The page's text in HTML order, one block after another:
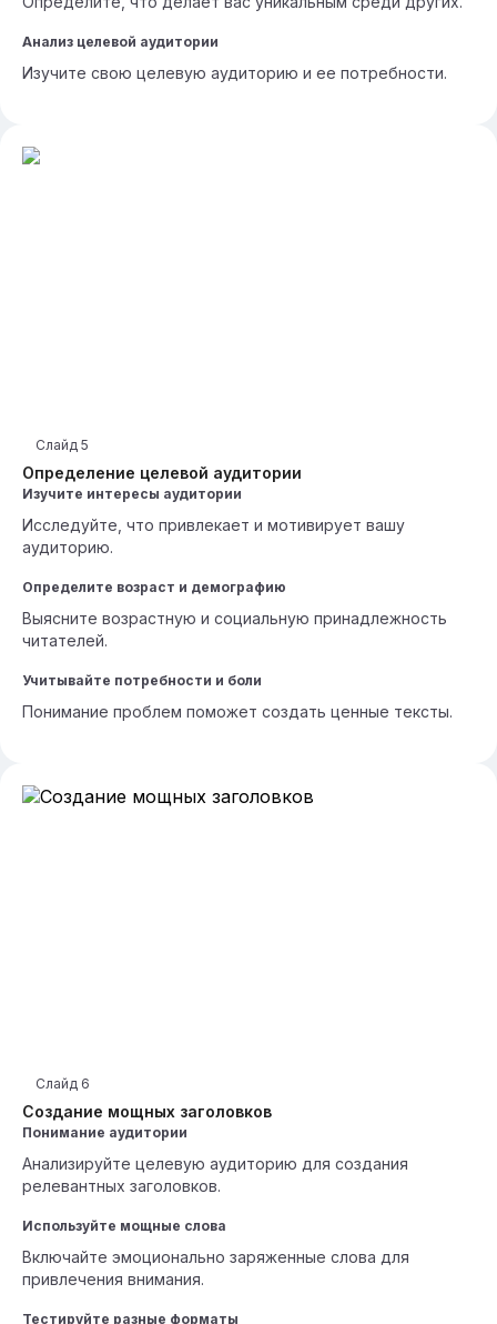
Анализ целевой аудитории
Изучите свою целевую аудиторию и ее потребности.
Определение целевой аудитории
Слайд 5
Изучите интересы аудитории
Исследуйте, что привлекает и мотивирует вашу
аудиторию.
Определите возраст и демографию
Выясните возрастную и социальную принадлежность
читателей.
Учитывайте потребности и боли
Понимание проблем поможет создать ценные тексты.
Создание мощных заголовков
Слайд 6
Понимание аудитории
Анализируйте целевую аудиторию для создания
релевантных заголовков.
Используйте мощные слова
Включайте эмоционально заряженные слова для
привлечения внимания.
Тестируйте разные форматы